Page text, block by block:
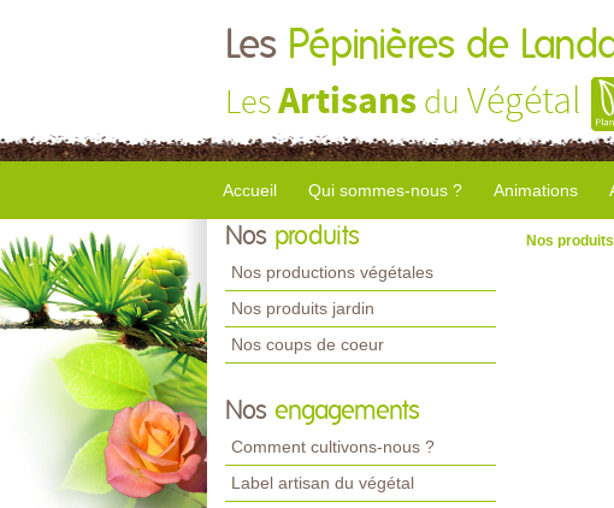
Les Pépinières de
LesArtisans du Végétal
Accueil Qui sommes-nous ? Animations
Nos produits
Nos productions végétales
Nos produits jardin
Nos coups de coeur
Nos engagements
Comment cultivons-nous ?
Label artisan du végétal
Nos